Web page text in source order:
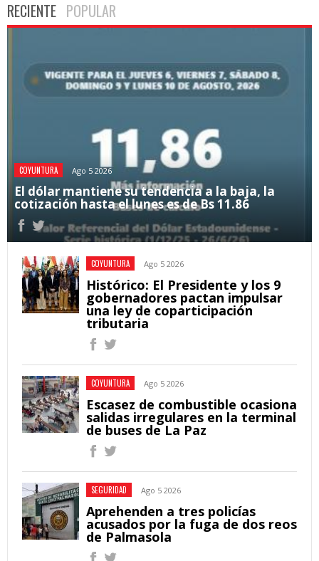
RECIENTE POPULAR
COYUNTURA Ago 5 2026
El dólar mantiene su tendencia a la baja, la
cotización hasta el lunes es de Bs 11.86
COYUNTURA Ago 5 2026
Histórico: El Presidente y los 9
gobernadores pactan impulsar
una ley de coparticipación
tributaria
COYUNTURA Ago 5 2026
Escasez de combustible ocasiona
salidas irregulares en la terminal
de buses de La Paz
SEGURIDAD Ago 5 2026
Aprehenden a tres policías
acusados por la fuga de dos reos
de Palmasola